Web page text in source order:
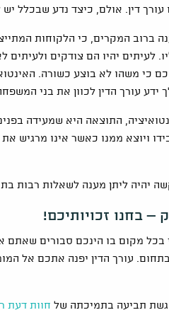
דין. אולם, כיצד נדע שבכלל יש
ברוב המקרים, כי הלקוחות
לעיתים יהיו הם צודקים
כי משהו לא בוצע כשורה.
ידע עורך הדין לכוון את בני
התוצאה היא שמעידה
ויוצא ממנו כאשר אינו מרגיש
יהיה ליתן מענה לשאלות רבות
בחנו זכויותיכם!
בכל מקום בו הינכם סבורים שאתם
עורך הדין יפנה אתכם אל
תביעה בתמיכתה של חוות דעת